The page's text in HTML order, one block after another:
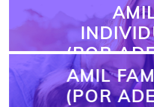
(POR
AMIL
(POR